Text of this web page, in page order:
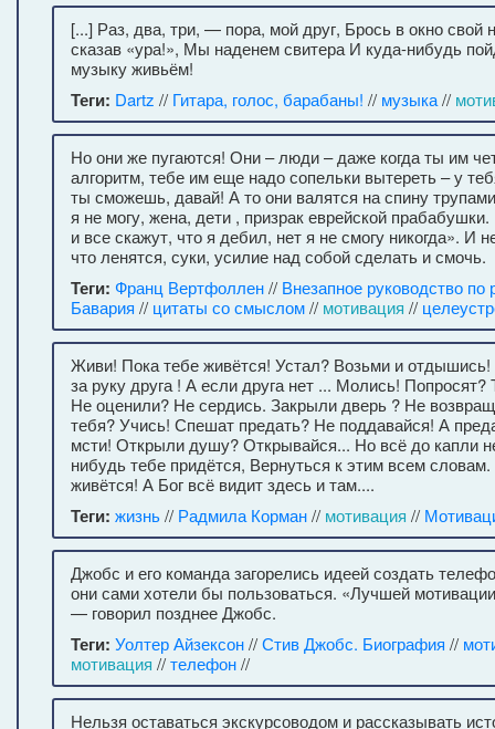
[...] Раз, два, три, — пора, мой друг, Брось в окно свой
сказав «ура!», Мы наденем свитера И куда-нибудь
музыку живьём!
Теги: Dartz // Гитара, голос, барабаны! // музыка//
Но они же пугаются! Они – люди – даже когда ты им
алгоритм, тебе им еще надо сопельки вытереть – у
ты сможешь, давай! А то они валятся на спину
я не могу, жена, дети , призрак еврейской
и все скажут, что я дебил, нет я не смогу никогда». И
что ленятся, суки, усилие над собой сделать и смочь.
Теги: Франц Вертфоллен// Внезапное руководство
Бавария // цитаты со смыслом// мотивация //
Живи! Пока тебе живётся! Устал? Возьми и
за руку друга ! А если друга нет ... Молись!
Не оценили? Не сердись. Закрыли дверь ? Не
тебя? Учись! Спешат предать? Не поддавайся! А
мсти! Открыли душу? Открывайся... Но всё до капли
нибудь тебе придётся, Вернуться к этим всем
живётся! А Бог всё видит здесь и там....
Теги: жизнь// Радмила Корман// мотивация //
Джобс и его команда загорелись идеей создать
они сами хотели бы пользоваться. «Лучшей
— говорил позднее Джобс.
Теги: Уолтер Айзексон//Стив Джобс. Биография //
мотивация //телефон//
Нельзя оставаться экскурсоводом и рассказывать